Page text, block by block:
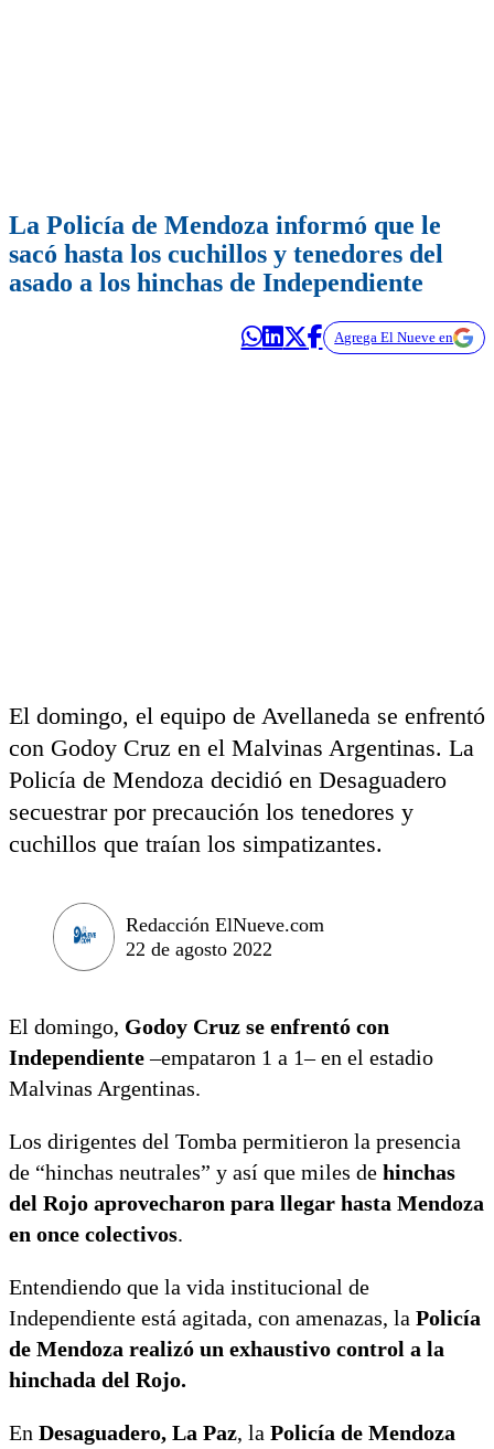
La Policía de Mendoza informó que le
sacó hasta los cuchillos y tenedores del
asado a los hinchas de Independiente
Agrega El Nueve en
El domingo, el equipo de Avellaneda se enfrentó
con Godoy Cruz en el Malvinas Argentinas. La
Policía de Mendoza decidió en Desaguadero
secuestrar por precaución los tenedores y
cuchillos que traían los simpatizantes.
Redacción ElNueve.com
22 de agosto 2022
El domingo, Godoy Cruz se enfrentó con
Independiente–empataron 1 a 1– en el estadio
Malvinas Argentinas.
Los dirigentes del Tomba permitieron la presencia
de “hinchas neutrales” y así que miles de hinchas
del Rojo aprovecharon para llegar hasta Mendoza
en once colectivos.
Entendiendo que la vida institucional de
Independiente está agitada, con amenazas, la Policía
de Mendoza realizó un exhaustivo control a la
hinchada del Rojo.
En Desaguadero, La Paz, la Policía de Mendoza